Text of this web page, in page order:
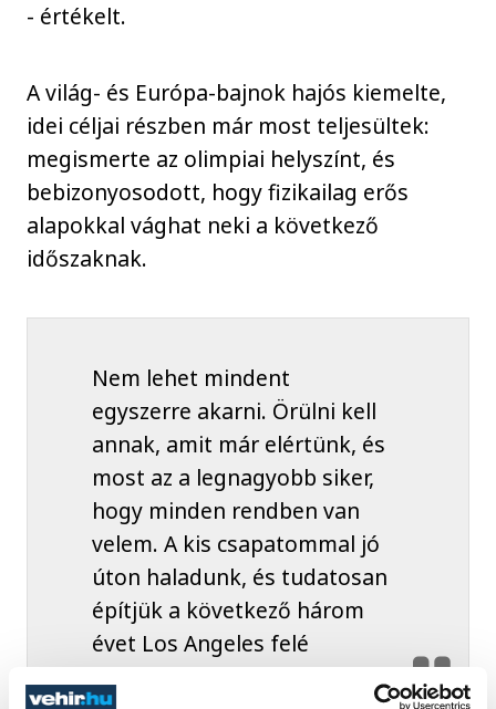
- értékelt.
A világ- és Európa-bajnok hajós kiemelte,
idei céljai részben már most teljesültek:
megismerte az olimpiai helyszínt, és
bebizonyosodott, hogy fizikailag erős
alapokkal vághat neki a következő
időszaknak.
Nem lehet mindent
egyszerre akarni. Örülni kell
annak, amit már elértünk, és
most az a legnagyobb siker,
hogy minden rendben van
velem. A kis csapatommal jó
úton haladunk, és tudatosan
építjük a következő három
évet Los Angeles felé